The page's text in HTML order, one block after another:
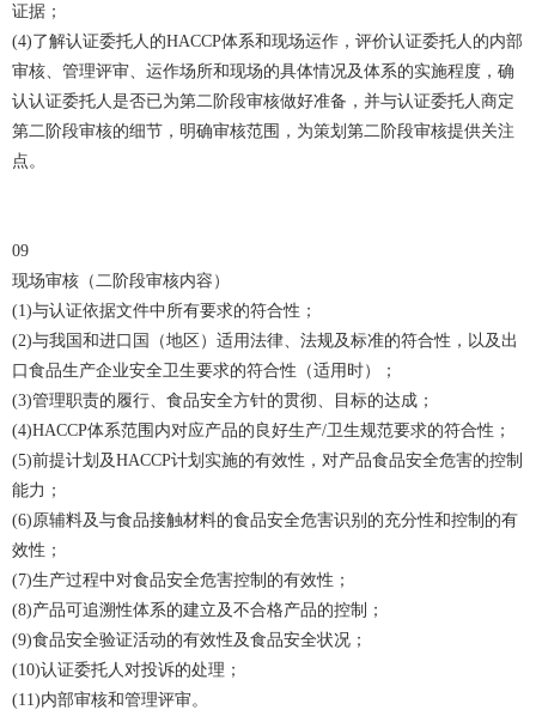
证据；
(4)了解认证委托人的HACCP体系和现场运作，评价认证委托人的内部
审核、管理评审、运作场所和现场的具体情况及体系的实施程度，确
认认证委托人是否已为第二阶段审核做好准备，并与认证委托人商定
第二阶段审核的细节，明确审核范围，为策划第二阶段审核提供关注
点。
09
现场审核（二阶段审核内容）
(1)与认证依据文件中所有要求的符合性；
(2)与我国和进口国（地区）适用法律、法规及标准的符合性，以及出
口食品生产企业安全卫生要求的符合性（适用时）；
(3)管理职责的履行、食品安全方针的贯彻、目标的达成；
(4)HACCP体系范围内对应产品的良好生产/卫生规范要求的符合性；
(5)前提计划及HACCP计划实施的有效性，对产品食品安全危害的控制
能力；
(6)原辅料及与食品接触材料的食品安全危害识别的充分性和控制的有
效性；
(7)生产过程中对食品安全危害控制的有效性；
(8)产品可追溯性体系的建立及不合格产品的控制；
(9)食品安全验证活动的有效性及食品安全状况；
(10)认证委托人对投诉的处理；
(11)内部审核和管理评审。